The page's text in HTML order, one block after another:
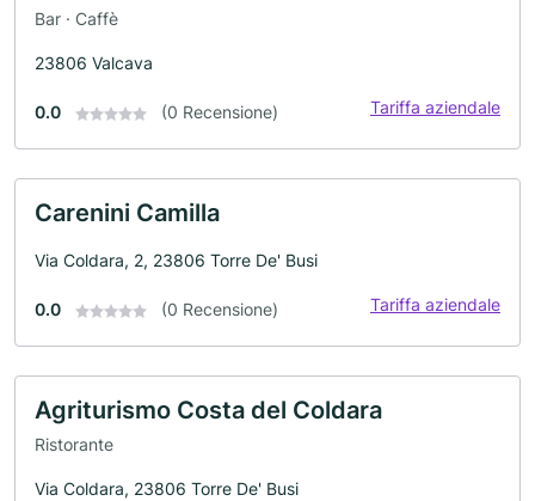
Bar · Caffè
23806 Valcava
0.0 (0 Recensione) Tariffa aziendale
Carenini Camilla
Via Coldara, 2, 23806 Torre De' Busi
0.0 (0 Recensione) Tariffa aziendale
Agriturismo Costa del Coldara
Ristorante
Via Coldara, 23806 Torre De' Busi